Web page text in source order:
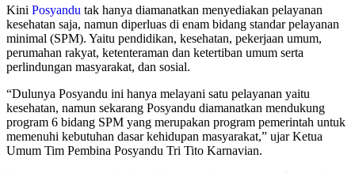
Kini Posyandu tak hanya diamanatkan menyediakan pelayanan
kesehatan saja, namun diperluas di enam bidang standar pelayanan
minimal (SPM). Yaitu pendidikan, kesehatan, pekerjaan umum,
perumahan rakyat, ketenteraman dan ketertiban umum serta
perlindungan masyarakat, dan sosial.
“Dulunya Posyandu ini hanya melayani satu pelayanan yaitu
kesehatan, namun sekarang Posyandu diamanatkan mendukung
program 6 bidang SPM yang merupakan program pemerintah untuk
memenuhi kebutuhan dasar kehidupan masyarakat,” ujar Ketua
Umum Tim Pembina Posyandu Tri Tito Karnavian.